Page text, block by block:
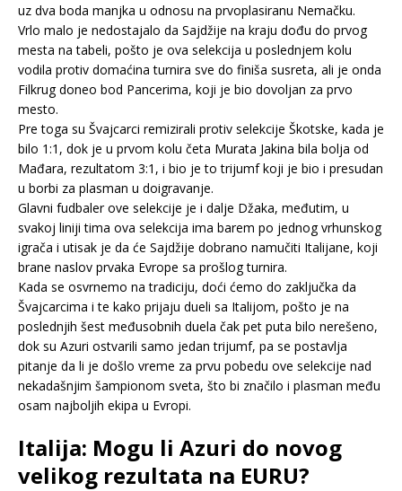
uz dva boda manjka u odnosu na prvoplasiranu Nemačku.
Vrlo malo je nedostajalo da Sajdžije na kraju dođu do prvog
mesta na tabeli, pošto je ova selekcija u poslednjem kolu
vodila protiv domaćina turnira sve do finiša susreta, ali je onda
Filkrug doneo bod Pancerima, koji je bio dovoljan za prvo
mesto.
Pre toga su Švajcarci remizirali protiv selekcije Škotske, kada je
bilo 1:1, dok je u prvom kolu četa Murata Jakina bila bolja od
Mađara, rezultatom 3:1, i bio je to trijumf koji je bio i presudan
u borbi za plasman u doigravanje.
Glavni fudbaler ove selekcije je i dalje Džaka, međutim, u
svakoj liniji tima ova selekcija ima barem po jednog vrhunskog
igrača i utisak je da će Sajdžije dobrano namučiti Italijane, koji
brane naslov prvaka Evrope sa prošlog turnira.
Kada se osvrnemo na tradiciju, doći ćemo do zaključka da
Švajcarcima i te kako prijaju dueli sa Italijom, pošto je na
poslednjih šest međusobnih duela čak pet puta bilo nerešeno,
dok su Azuri ostvarili samo jedan trijumf, pa se postavlja
pitanje da li je došlo vreme za prvu pobedu ove selekcije nad
nekadašnjim šampionom sveta, što bi značilo i plasman među
osam najboljih ekipa u Evropi.
Italija: Mogu li Azuri do novog
velikog rezultata na EURU?